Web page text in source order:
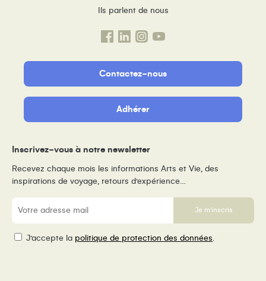
Ils parlent de nous
Contactez-nous
Adhérer
Inscrivez-vous à notre newsletter
Recevez chaque mois les informations Arts et Vie, des
inspirations de voyage, retours d’expérience…
E-
mail
RGPDJ’accepte la politique de protection des données.